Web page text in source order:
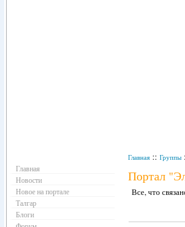
Главная :: Группы
Портал
Все, что
Главная
Новости
Новое на портале
Талгар
Блоги